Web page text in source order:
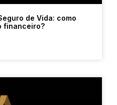
de Vida: como
financeiro?